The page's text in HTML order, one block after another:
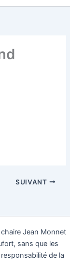
SUIVANT
Jean Monnet
sans que les
de la